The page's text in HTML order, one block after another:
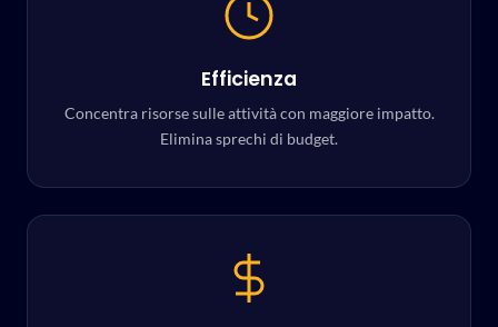
Efficienza
Concentra risorse sulle attività con maggiore impatto.
Elimina sprechi di budget.